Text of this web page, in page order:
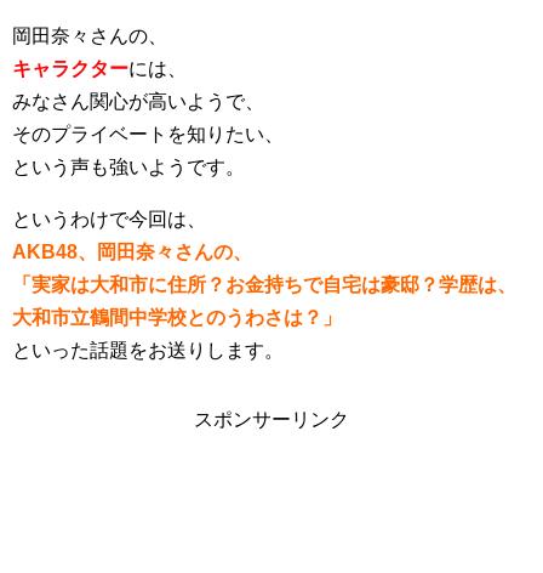
岡田奈々さんの、
キャラクターには、
みなさん関心が高いようで、
そのプライベートを知りたい、
という声も強いようです。
というわけで今回は、
AKB48、岡田奈々さんの、
「実家は大和市に住所？お金持ちで自宅は豪邸？学歴は、
大和市立鶴間中学校とのうわさは？」
といった話題をお送りします。
スポンサーリンク